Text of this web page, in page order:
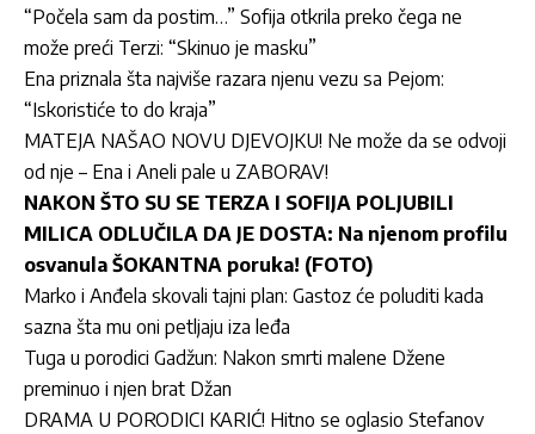
“Počela sam da postim…” Sofija otkrila preko čega ne
može preći Terzi: “Skinuo je masku”
Ena priznala šta najviše razara njenu vezu sa Pejom:
“Iskoristiće to do kraja”
MATEJA NAŠAO NOVU DJEVOJKU! Ne može da se odvoji
od nje – Ena i Aneli pale u ZABORAV!
NAKON ŠTO SU SE TERZA I SOFIJA POLJUBILI
MILICA ODLUČILA DA JE DOSTA: Na njenom profilu
osvanula ŠOKANTNA poruka! (FOTO)
Marko i Anđela skovali tajni plan: Gastoz će poluditi kada
sazna šta mu oni petljaju iza leđa
Tuga u porodici Gadžun: Nakon smrti malene Džene
preminuo i njen brat Džan
DRAMA U PORODICI KARIĆ! Hitno se oglasio Stefanov